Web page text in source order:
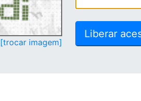
[trocar imagem]